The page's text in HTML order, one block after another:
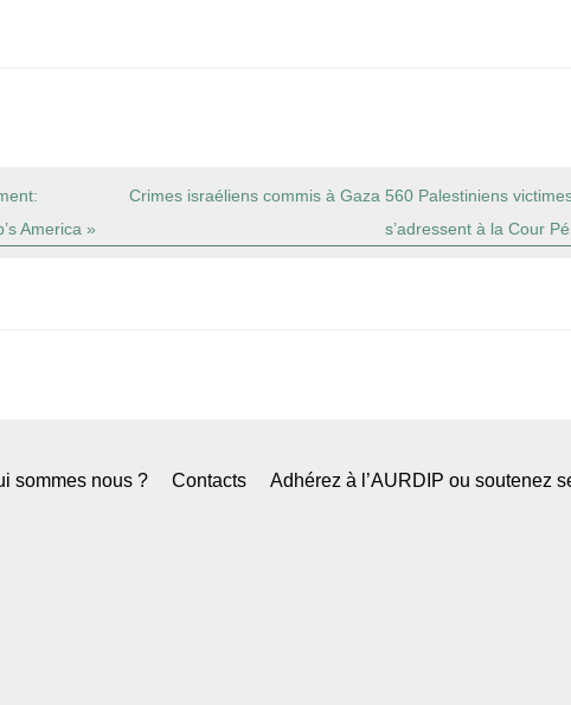
America »
Crimes israéliens commis à Gaza 560 Palestiniens
s’adressent à la Cour
sommes nous ? Contacts Adhérez à l’AURDIP ou soutenez